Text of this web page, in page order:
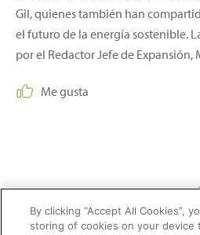
Gil, quienes también han
el futuro de la energía sostenible.
por el Redactor Jefe de
Me gusta
By clicking “Accept All Cookies”,
storing of cookies on your device